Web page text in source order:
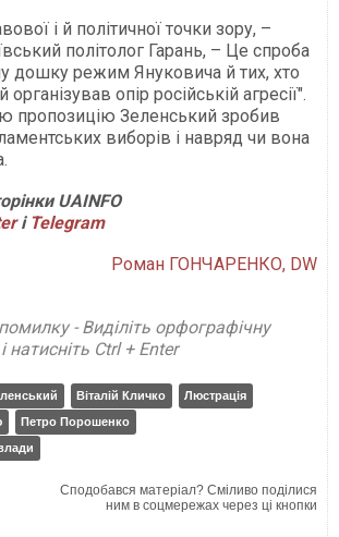
і й політичної точки зору, –
політолог Гарань, – Це спроба
дошку режим Януковича й тих, хто
опір російській агресії".
пропозицію Зеленський зробив
виборів і навряд чи вона
UAINFO
і Telegram
Роман ГОНЧАРЕНКО, DW
- Виділіть орфографічну
Ctrl + Enter
Віталій Кличко
Люстрація
Петро Порошенко
Сподобався матеріал? Сміливо поділися
ним в соцмережах через ці кнопки